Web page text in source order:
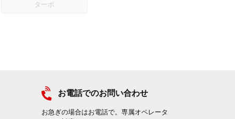
ターボ
お電話でのお問い合わせ
お急ぎの場合はお電話で。専属オペレータ